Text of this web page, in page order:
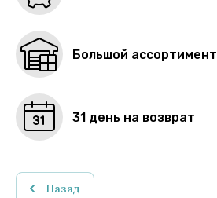
Большой ассортимент
31 день на возврат
Назад